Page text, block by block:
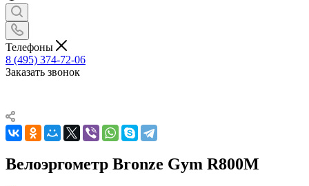
Телефоны
8 (495) 374-72-06
Заказать звонок
Велоэргометр Bronze Gym R800M